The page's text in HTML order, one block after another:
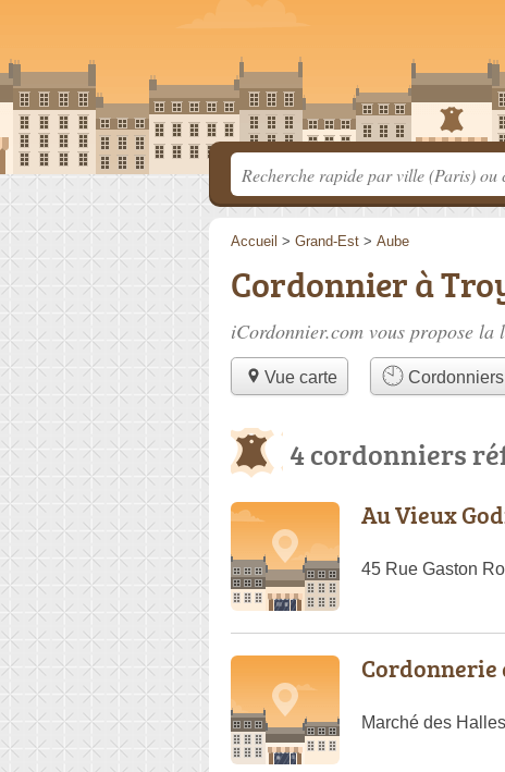
Accueil > Grand-Est > Aube
Cordonnier à
iCordonnier.com vous propose la
Vue carte
4 cordonniers
Au Vieux
45 Rue Gaston
Cordonnerie
Marché des